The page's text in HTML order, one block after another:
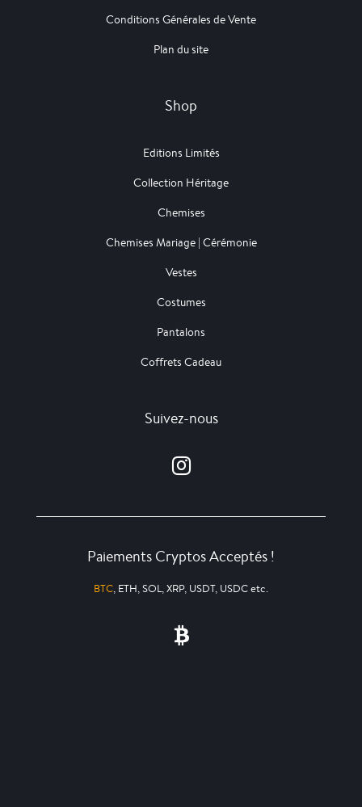
Conditions Générales de Vente
Plan du site
Shop
Editions Limités
Collection Héritage
Chemises
Chemises Mariage | Cérémonie
Vestes
Costumes
Pantalons
Coffrets Cadeau
Suivez-nous
Paiements Cryptos Acceptés !
BTC, ETH, SOL, XRP, USDT, USDC etc.